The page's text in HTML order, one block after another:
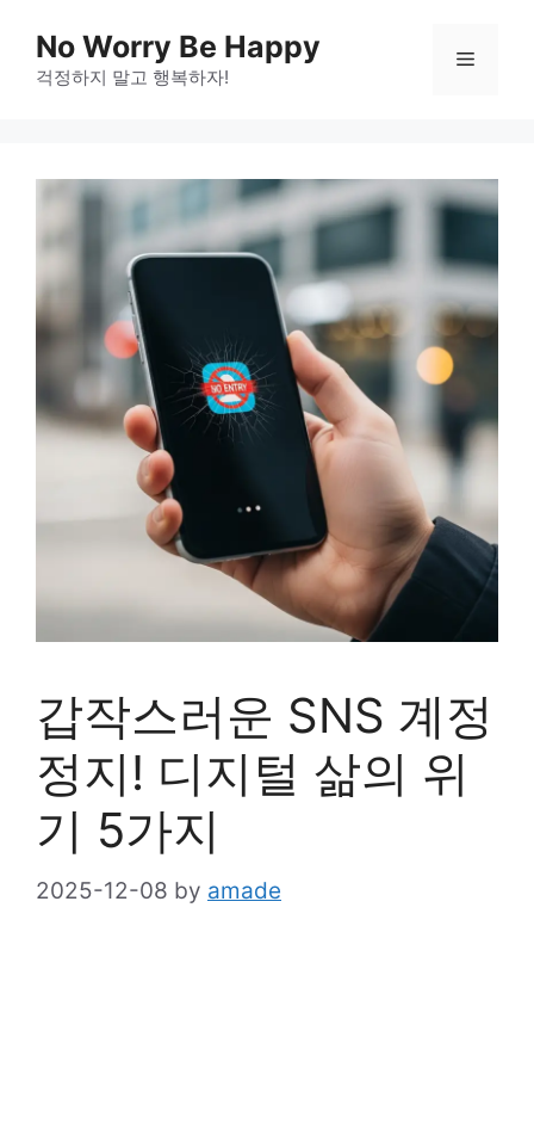
content
No Worry Be Happy
걱정하지 말고 행복하자!
Menu
갑작스러운 SNS 계정
정지! 디지털 삶의 위
기 5가지
2025-12-08 by amade